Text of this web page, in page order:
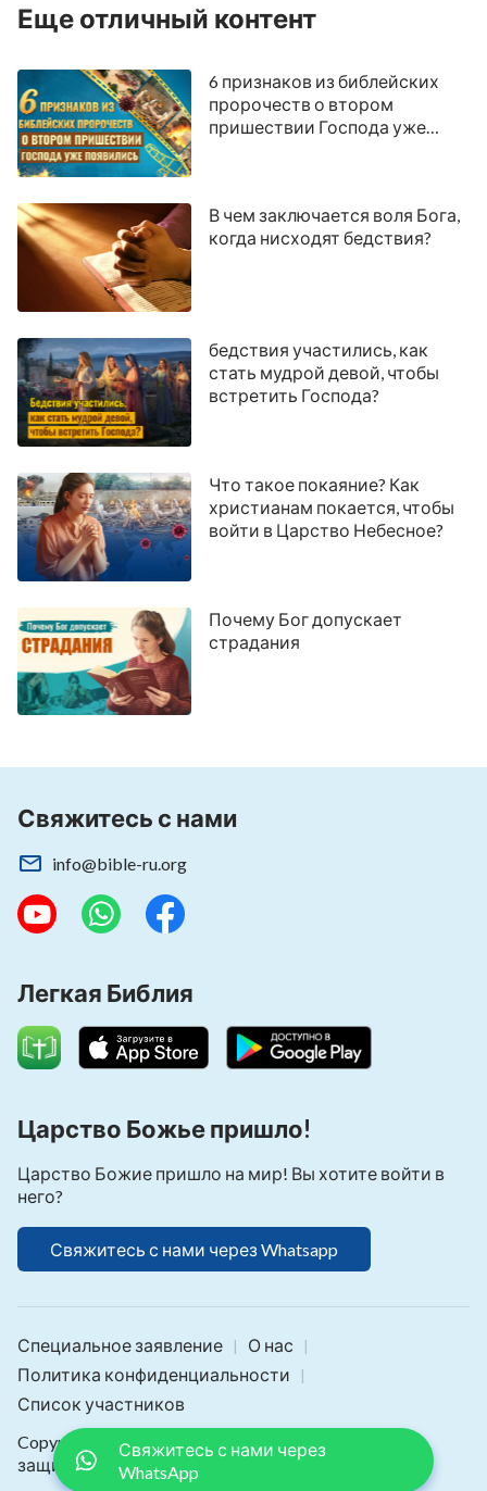
Еще отличный контент
6 признаков из библейских
пророчеств о втором
пришествии Господа уже
В чем заключается воля Бога,
когда нисходят бедствия?
бедствия участились, как
стать мудрой девой, чтобы
встретить Господа?
Что такое покаяние? Как
христианам покается, чтобы
войти в Царство Небесное?
Почему Бог допускает
страдания
Свяжитесь с нами
info@bible-ru.org
Легкая Библия
Царство Божье пришло!
Царство Божие пришло на мир! Вы хотите войти в
него?
Свяжитесь с нами через Whatsapp
Специальное заявление | О нас |
Политика конфиденциальности |
Список участников
Copyright © 2026Библия Онлайн . Все права
защищены.
Свяжитесь с нами через
WhatsApp